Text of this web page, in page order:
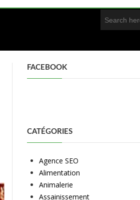
FACEBOOK
CATÉGORIES
Agence SEO
Alimentation
Animalerie
Assainissement